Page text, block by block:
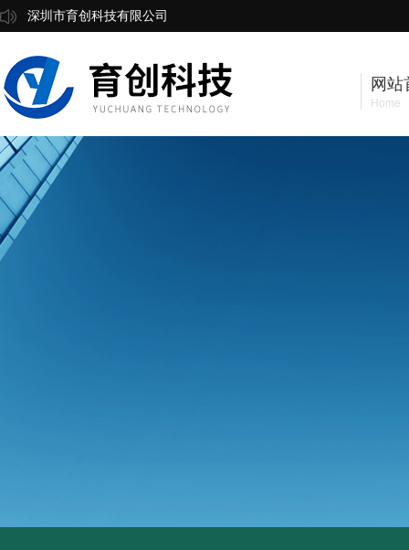
深圳市育创科技有限公司
网站
Home